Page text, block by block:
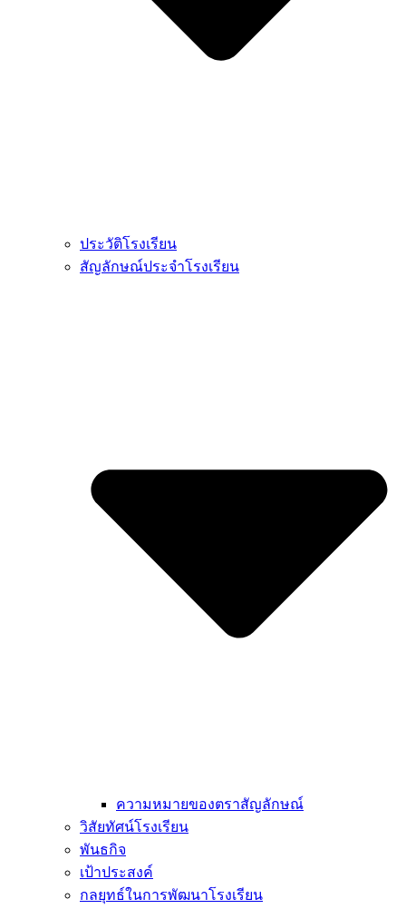
ประวัติโรงเรียน
สัญลักษณ์ประจำโรงเรียน
ความหมายของตราสัญลักษณ์
วิสัยทัศน์โรงเรียน
พันธกิจ
เป้าประสงค์
กลยุทธ์ในการพัฒนาโรงเรียน